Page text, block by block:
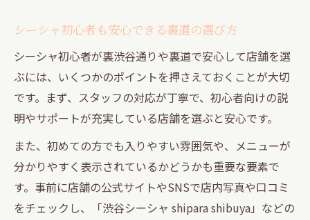
シーシャ初心者も安心できる裏道の選び方
シーシャ初心者が裏渋谷通りや裏道で安心して店舗を選
ぶには、いくつかのポイントを押さえておくことが大切
です。まず、スタッフの対応が丁寧で、初心者向けの説
明やサポートが充実している店舗を選ぶと安心です。
また、初めての方でも入りやすい雰囲気や、メニューが
分かりやすく表示されているかどうかも重要な要素で
す。事前に店舗の公式サイトやSNSで店内写真や口コミ
をチェックし、「渋谷シーシャ shipara shibuya」などの